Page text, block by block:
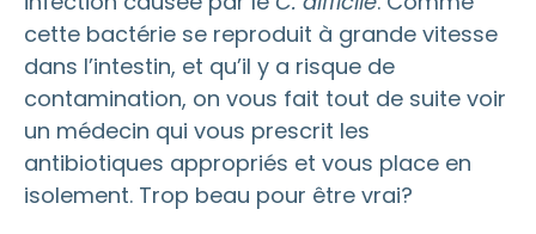
cette bactérie se reproduit à grande vitesse
dans l’intestin, et qu’il y a risque de
contamination, on vous fait tout de suite voir
un médecin qui vous prescrit les
antibiotiques appropriés et vous place en
isolement. Trop beau pour être vrai?